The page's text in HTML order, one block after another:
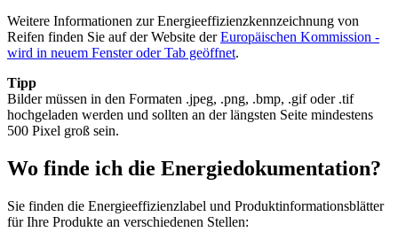
Weitere Informationen zur Energieeffizienzkennzeichnung von
Reifen finden Sie auf der Website derEuropäischen Kommission -
wird in neuem Fenster oder Tab geöffnet.
Tipp
Bilder müssen in den Formaten .jpeg, .png, .bmp, .gif oder .tif
hochgeladen werden und sollten an der längsten Seite mindestens
500 Pixel groß sein.
Wo finde ich die Energiedokumentation?
Sie finden die Energieeffizienzlabel und Produktinformationsblätter
für Ihre Produkte an verschiedenen Stellen: